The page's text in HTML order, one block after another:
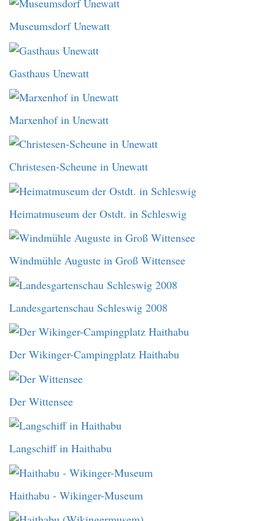
Museumsdorf Unewatt
Gasthaus Unewatt
Marxenhof in Unewatt
Christesen-Scheune in Unewatt
Heimatmuseum der Ostdt. in Schleswig
Windmühle Auguste in Groß Wittensee
Landesgartenschau Schleswig 2008
Der Wikinger-Campingplatz Haithabu
Der Wittensee
Langschiff in Haithabu
Haithabu - Wikinger-Museum